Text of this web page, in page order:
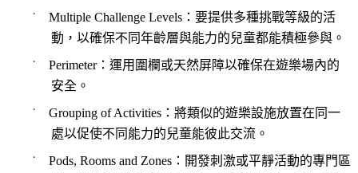
˙
Multiple Challenge Levels ：要提供多種挑戰等級的活
動，以確保不同年齡層與能力的兒童都能積極參與。
˙
Perimeter：運用圍欄或天然屏障以確保在遊樂場內的
安全。
˙
Grouping of Activities ：將類似的遊樂設施放置在同一
處以促使不同能力的兒童能彼此交流。
˙
Pods, Rooms and Zones ：開發刺激或平靜活動的專門區